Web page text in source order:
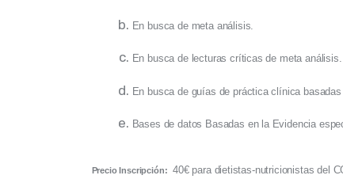
En busca de meta análisis.
En busca de lecturas críticas de meta análisis.
En busca de guías de práctica clínica basadas
Bases de datos Basadas en la Evidencia
Precio Inscripción: 40€ para dietistas-nutricionistas del